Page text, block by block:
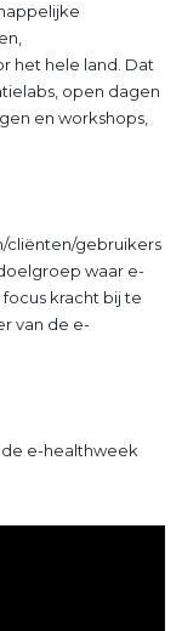
het hele land. Dat
open dagen
en workshops,
cliënten/gebruikers
waar e-
kracht bij te
van de e-
e-healthweek